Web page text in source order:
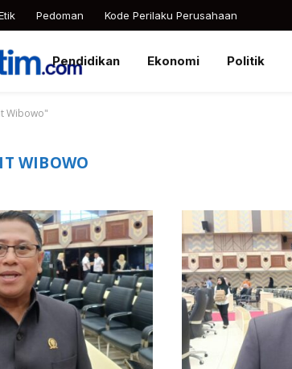
Pedoman Kode Perilaku Perusahaan
Pendidikan Ekonomi Politik
Wibowo"
WIBOWO